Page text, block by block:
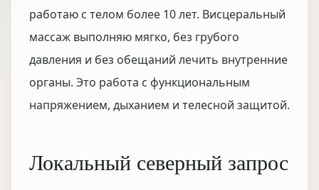
работаю с телом более 10 лет. Висцеральный
массаж выполняю мягко, без грубого
давления и без обещаний лечить внутренние
органы. Это работа с функциональным
напряжением, дыханием и телесной защитой.
Локальный северный запрос